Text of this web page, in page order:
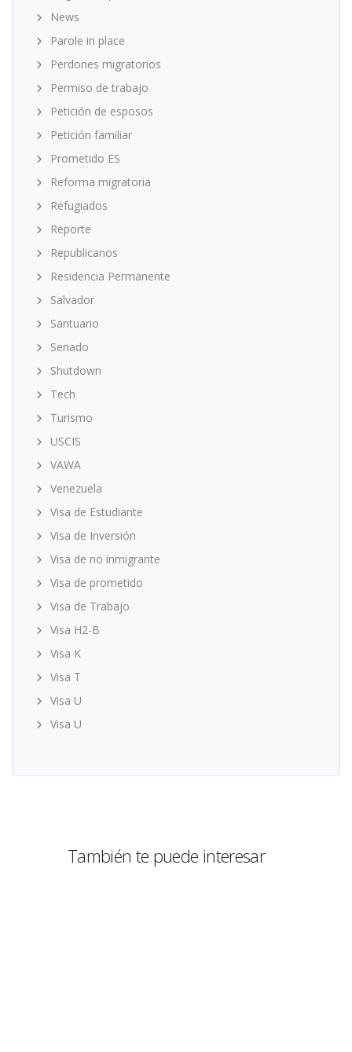
News
Parole in place
Perdones migratorios
Permiso de trabajo
Petición de esposos
Petición familiar
Prometido ES
Reforma migratoria
Refugiados
Reporte
Republicanos
Residencia Permanente
Salvador
Santuario
Senado
Shutdown
Tech
Turismo
USCIS
VAWA
Venezuela
Visa de Estudiante
Visa de Inversión
Visa de no inmigrante
Visa de prometido
Visa de Trabajo
Visa H2-B
Visa K
Visa T
Visa U
Visa U
También te puede interesar